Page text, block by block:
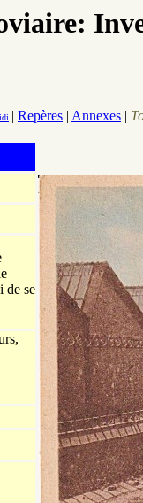
| Repères | Annexes |
de se